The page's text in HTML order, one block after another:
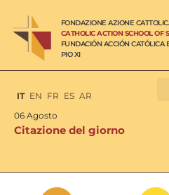
FONDAZIONE AZIONE
CATHOLIC ACTION SCHOOL OF
FUNDACIÓN ACCIÓN CATÓLICA
PIO XI
IT EN FR ES AR
06 Agosto
Citazione del giorno